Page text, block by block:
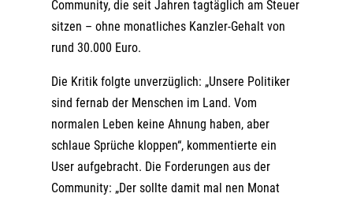
Community, die seit Jahren tagtäglich am Steuer
sitzen – ohne monatliches Kanzler-Gehalt von
rund 30.000 Euro.
Die Kritik folgte unverzüglich: „Unsere Politiker
sind fernab der Menschen im Land. Vom
normalen Leben keine Ahnung haben, aber
schlaue Sprüche kloppen“, kommentierte ein
User aufgebracht. Die Forderungen aus der
Community: „Der sollte damit mal nen Monat